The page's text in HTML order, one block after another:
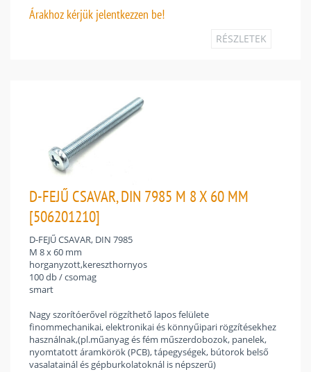
Árakhoz kérjük jelentkezzen be!
RÉSZLETEK
D-FEJŰ CSAVAR, DIN 7985 M 8 X 60 MM
[506201210]
D-FEJŰ CSAVAR, DIN 7985
M 8 x 60 mm
horganyzott,kereszthornyos
100 db / csomag
smart
Nagy szorítóerővel rögzíthető lapos felülete
finommechanikai, elektronikai és könnyűipari rögzítésekhez
használnak,(pl.műanyag és fém műszerdobozok, panelek,
nyomtatott áramkörök (PCB), tápegységek, bútorok belső
vasalatainál és gépburkolatoknál is népszerű)